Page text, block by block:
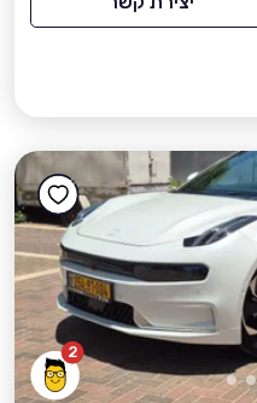
2